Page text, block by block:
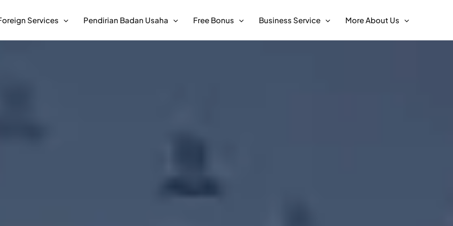
Services Pendirian Badan Usaha Free Bonus Business Service More About Us